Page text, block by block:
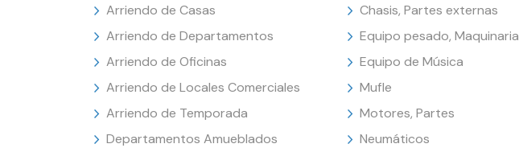
Arriendo de Casas
Arriendo de Departamentos
Arriendo de Oficinas
Arriendo de Locales Comerciales
Arriendo de Temporada
Departamentos Amueblados
Chasis, Partes externas
Equipo pesado, Maquinaria
Equipo de Música
Mufle
Motores, Partes
Neumáticos